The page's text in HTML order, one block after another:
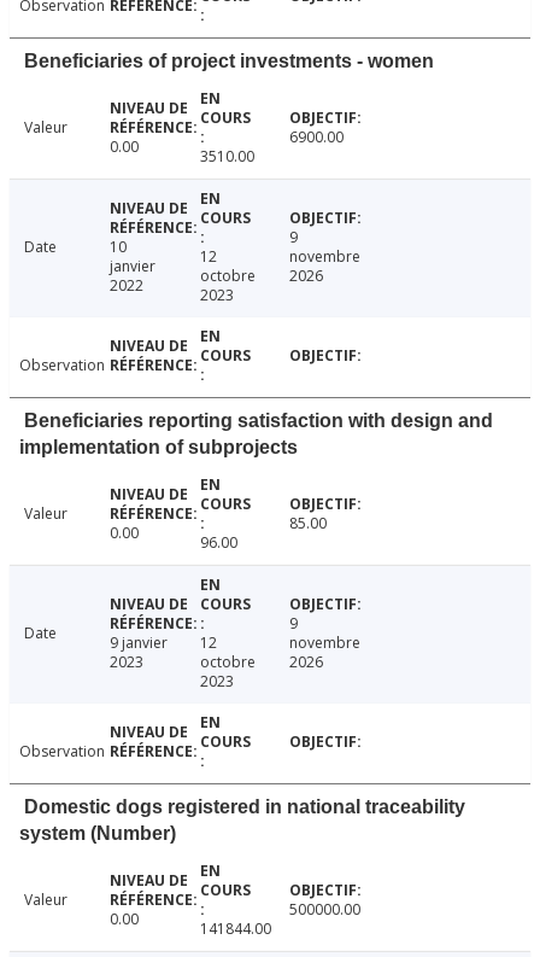
Observation
Beneficiaries of project investments - women
Valeur
0.00
3510.00
6900.00
Date
10
janvier
2022
12
octobre
2023
9
novembre
2026
Observation
Beneficiaries reporting satisfaction with design and
implementation of subprojects
Valeur
0.00
96.00
85.00
Date
9 janvier
2023
12
octobre
2023
9
novembre
2026
Observation
Domestic dogs registered in national traceability
system (Number)
Valeur
0.00
141844.00
500000.00